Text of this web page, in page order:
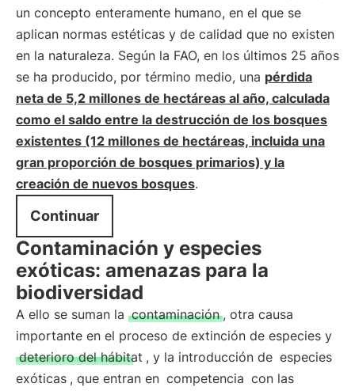
un concepto enteramente humano, en el que se
aplican normas estéticas y de calidad que no existen
en la naturaleza. Según la FAO, en los últimos 25 años
se ha producido, por término medio, una pérdida
neta de 5,2 millones de hectáreas al año, calculada
como el saldo entre la destrucción de los bosques
existentes (12 millones de hectáreas, incluida una
gran proporción de bosques primarios) y la
creación de nuevos bosques.
Continuar
Contaminación y especies
exóticas: amenazas para la
biodiversidad
A ello se suman la contaminación , otra causa
importante en el proceso de extinción de especies y
deterioro del hábitat , y la introducción de especies
exóticas , que entran en competencia con las